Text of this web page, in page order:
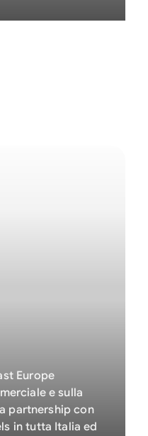
Europe
e sulla
partnership con
in tutta Italia ed